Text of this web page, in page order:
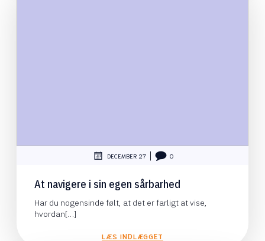
DECEMBER 27 0
At navigere i sin egen sårbarhed
Har du nogensinde følt, at det er farligt at vise,
hvordan[…]
LÆS INDLÆGGET